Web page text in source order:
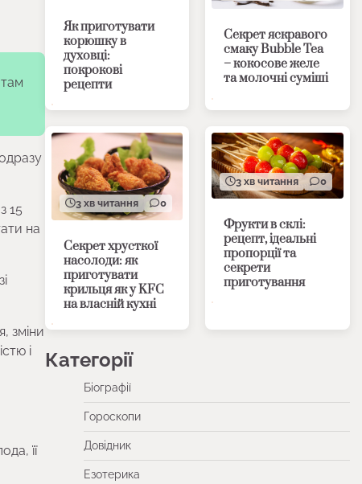
15
на
зміни
і
її
Як приготувати
корюшку в
духовці:
покрокові
рецепти
Секрет яскравого
смаку Bubble Tea
– кокосове желе
та молочні суміші
3 хв читання 0
Секрет хрусткої
насолоди: як
приготувати
крильця як у KFC
на власній кухні
3 хв читання 0
Фрукти в склі:
рецепт, ідеальні
пропорції та
секрети
приготування
Категорії
Біографії
Гороскопи
Довідник
Езотерика